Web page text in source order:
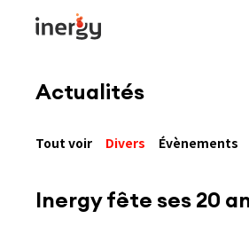
Actualités
Tout voir Divers Évènements
Inergy fête ses 20